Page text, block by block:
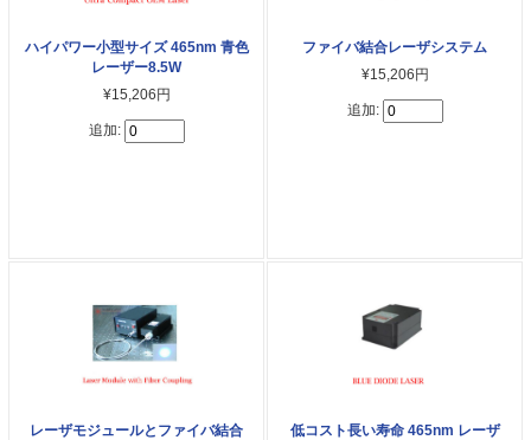
ハイパワー小型サイズ 465nm 青色
レーザー8.5W
¥15,206円
追加:
ファイバ結合レーザシステム
¥15,206円
追加:
レーザモジュールとファイバ結合
低コスト長い寿命 465nm レーザ